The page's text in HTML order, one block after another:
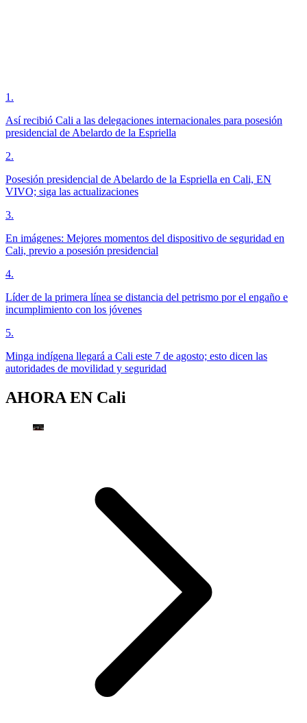
1 .
Así recibió Cali a las delegaciones internacionales para posesión
presidencial de Abelardo de la Espriella
2.
Posesión presidencial de Abelardo de la Espriella en Cali, EN
VIVO; siga las actualizaciones
3.
En imágenes: Mejores momentos del dispositivo de seguridad en
Cali, previo a posesión presidencial
4.
Líder de la primera línea se distancia del petrismo por el engaño e
incumplimiento con los jóvenes
5.
Minga indígena llegará a Cali este 7 de agosto; esto dicen las
autoridades de movilidad y seguridad
AHORA EN Cali